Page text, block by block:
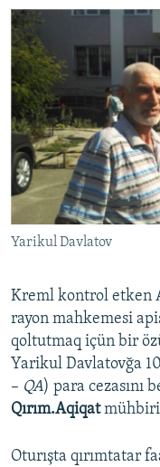
İNSAN AQLARI
VİDEO
SÜRET
BLOGLAR
FİKİR
Русский
Українською
RFE/RS bütün
Yarikul Davlatov
Kreml kontrol etken
rayon mahkemesi
qoltutmaq içün bir
Yarikul Davlatovğa
– QA) para cezasını
Qırım.Aqiqatmühbiri
Oturışta qırımtatar